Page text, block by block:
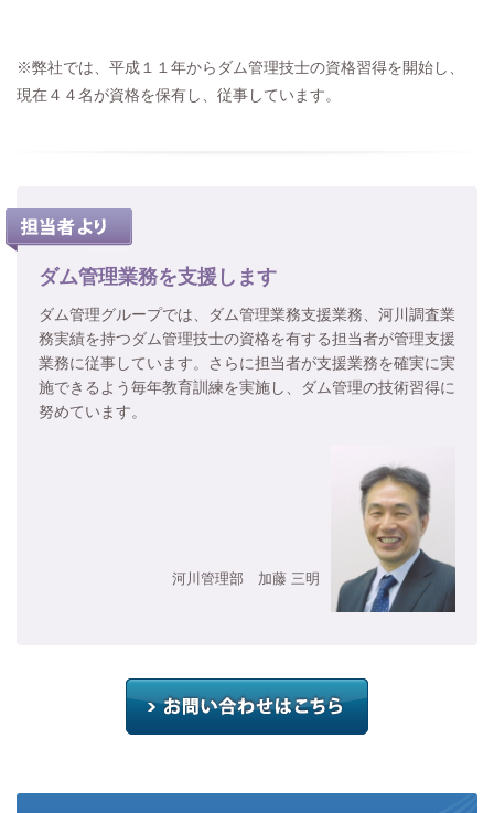
※弊社では、平成１１年からダム管理技士の資格習得を開始し、
現在４４名が資格を保有し、従事しています。
ダム管理業務を支援します
ダム管理グループでは、ダム管理業務支援業務、河川調査業
務実績を持つダム管理技士の資格を有する担当者が管理支援
業務に従事しています。さらに担当者が支援業務を確実に実
施できるよう毎年教育訓練を実施し、ダム管理の技術習得に
努めています。
河川管理部 加藤 三明